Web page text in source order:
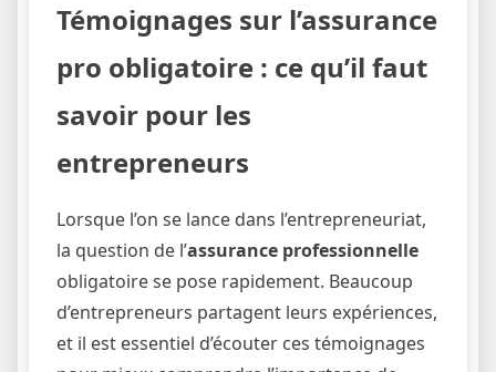
Témoignages sur l’assurance
pro obligatoire : ce qu’il faut
savoir pour les
entrepreneurs
Lorsque l’on se lance dans l’entrepreneuriat,
la question de l’assurance professionnelle
obligatoire se pose rapidement. Beaucoup
d’entrepreneurs partagent leurs expériences,
et il est essentiel d’écouter ces témoignages